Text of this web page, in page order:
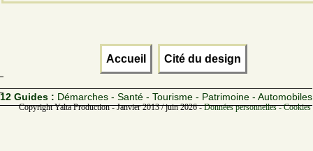
Accueil Cité du design
12 Guides : Démarches - Santé - Tourisme - Patrimoine - Automobiles
Copyright Yalta Production - Janvier 2013 / juin 2026 -Données personnelles -